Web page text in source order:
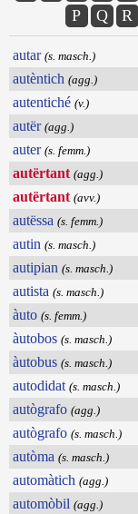
P
Q R
autar (s. masch.)
autèntich (agg.)
autentiché (v.)
autër (agg.)
auter (s. femm.)
autërtant (agg.)
autërtant (avv.)
autëssa (s. femm.)
autin (s. masch.)
autipian (s. masch.)
autista (s. masch.)
àuto (s. femm.)
àutobos (s. masch.)
àutobus (s. masch.)
autodidat (s. masch.)
autògrafo (agg.)
autògrafo (s. masch.)
autòma (s. masch.)
automàtich (agg.)
automòbil (agg.)